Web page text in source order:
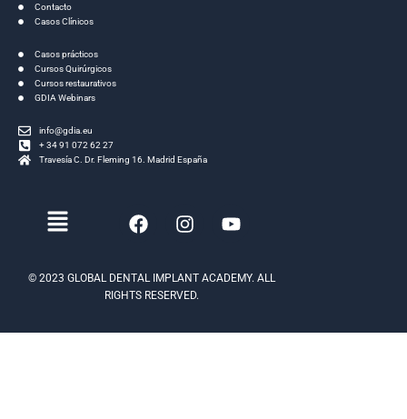
Contacto
Casos Clínicos
Casos prácticos
Cursos Quirúrgicos
Cursos restaurativos
GDIA Webinars
info@gdia.eu
+ 34 91 072 62 27
Travesía C. Dr. Fleming 16. Madrid España
Menú
F
a
e
b
o
I
n
t
a
r
Y
o
t
u
e
© 2023 GLOBAL DENTAL IMPLANT ACADEMY. ALL
RIGHTS RESERVED.